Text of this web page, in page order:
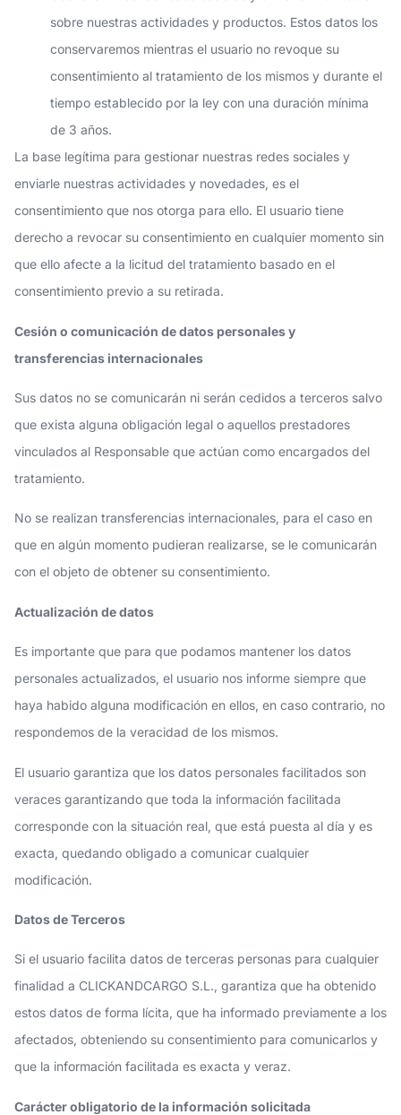
sobre nuestras actividades y productos. Estos datos los
conservaremos mientras el usuario no revoque su
consentimiento al tratamiento de los mismos y durante el
tiempo establecido por la ley con una duración mínima
de 3 años.
La base legítima para gestionar nuestras redes sociales y
enviarle nuestras actividades y novedades, es el
consentimiento que nos otorga para ello. El usuario tiene
derecho a revocar su consentimiento en cualquier momento sin
que ello afecte a la licitud del tratamiento basado en el
consentimiento previo a su retirada.
Cesión o comunicación de datos personales y
transferencias internacionales
Sus datos no se comunicarán ni serán cedidos a terceros salvo
que exista alguna obligación legal o aquellos prestadores
vinculados al Responsable que actúan como encargados del
tratamiento.
No se realizan transferencias internacionales, para el caso en
que en algún momento pudieran realizarse, se le comunicarán
con el objeto de obtener su consentimiento.
Actualización de datos
Es importante que para que podamos mantener los datos
personales actualizados, el usuario nos informe siempre que
haya habido alguna modificación en ellos, en caso contrario, no
respondemos de la veracidad de los mismos.
El usuario garantiza que los datos personales facilitados son
veraces garantizando que toda la información facilitada
corresponde con la situación real, que está puesta al día y es
exacta, quedando obligado a comunicar cualquier
modificación.
Datos de Terceros
Si el usuario facilita datos de terceras personas para cualquier
finalidad a CLICKANDCARGO S.L., garantiza que ha obtenido
estos datos de forma lícita, que ha informado previamente a los
afectados, obteniendo su consentimiento para comunicarlos y
que la información facilitada es exacta y veraz.
Carácter obligatorio de la información solicitada